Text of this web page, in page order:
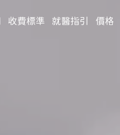
收費標準 就醫指引 價格